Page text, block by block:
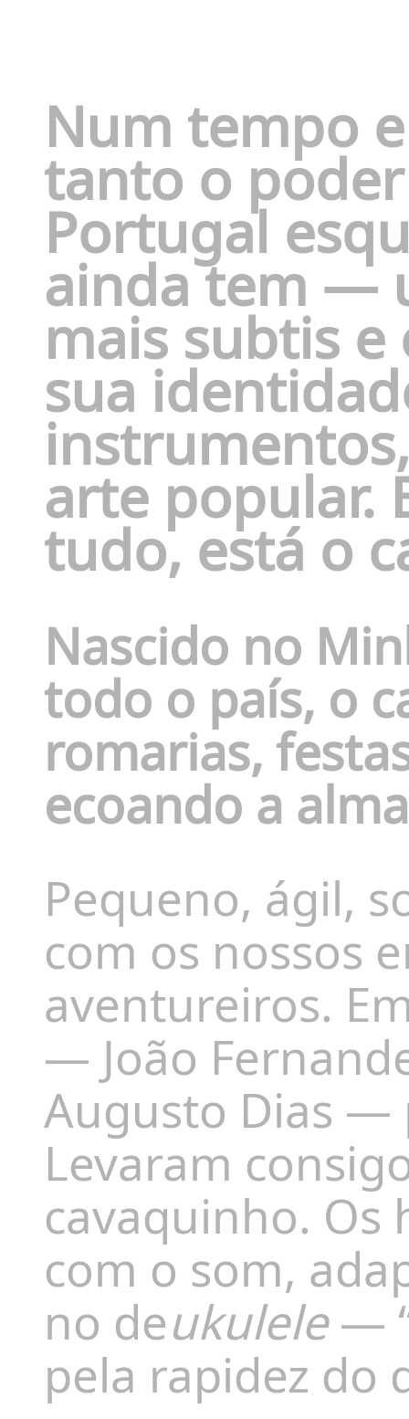
Num tempo
tanto o
Portugal
ainda tem —
mais subtis
sua
arte popular.
tudo, está o
Nascido no
todo o país, o
romarias,
ecoando a
Pequeno, ágil,
com os nossos
aventureiros.
— João
Augusto Dias —
Levaram
cavaquinho. Os
com o som,
no deukulele—
pela rapidez do